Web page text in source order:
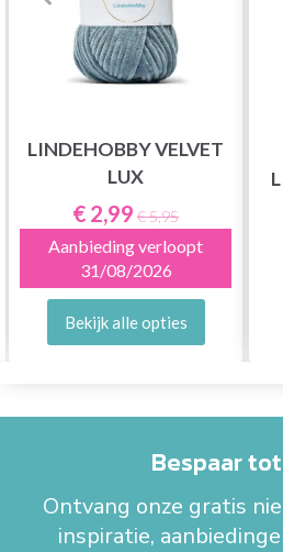
LINDEHOBBY VELVET
LUX
€ 2,99 € 5,95
Aanbieding verloopt
31/08/2026
Bekijk alle opties
Bespaar
Ontvang onze gratis
inspiratie,